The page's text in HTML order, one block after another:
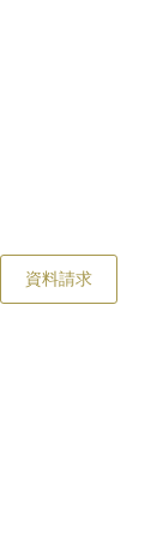
資料請求